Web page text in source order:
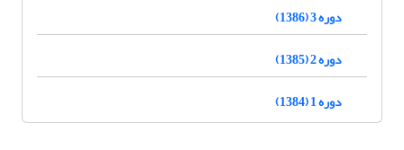
دوره 3 (1386)
دوره 2 (1385)
دوره 1 (1384)